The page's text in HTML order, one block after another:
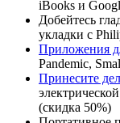
iBooks и
Добейтесь
укладки с
Приложения
Pandemic,
Принесите
(скидка 50%)